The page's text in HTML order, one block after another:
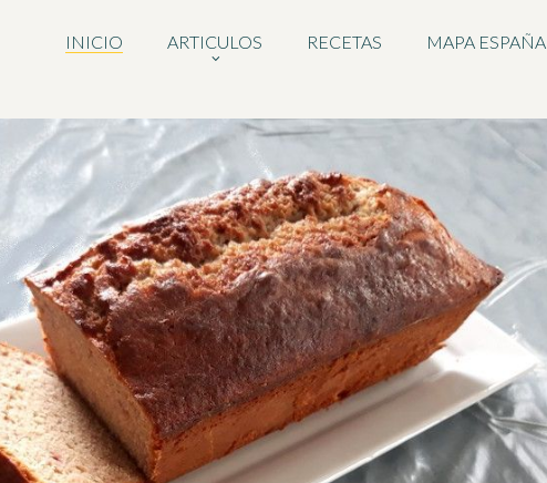
INICIO ARTICULOS RECETAS MAPA ESPAÑA